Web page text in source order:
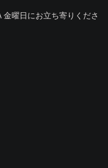
曜日にお立ち寄りくださ